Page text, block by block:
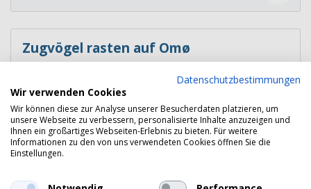
Zugvögel rasten auf Omø
Omø
Datenschutzbestimmungen
Wir verwenden Cookies
Wir können diese zur Analyse unserer Besucherdaten platzieren, um
unsere Webseite zu verbessern, personalisierte Inhalte anzuzeigen und
Ihnen ein großartiges Webseiten-Erlebnis zu bieten. Für weitere
Informationen zu den von uns verwendeten Cookies öffnen Sie die
Einstellungen.